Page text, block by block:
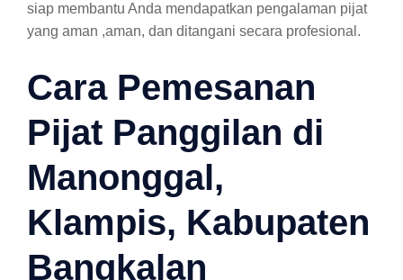
siap membantu Anda mendapatkan pengalaman pijat
yang aman ,aman, dan ditangani secara profesional.
Cara Pemesanan
Pijat Panggilan di
Manonggal,
Klampis, Kabupaten
Bangkalan